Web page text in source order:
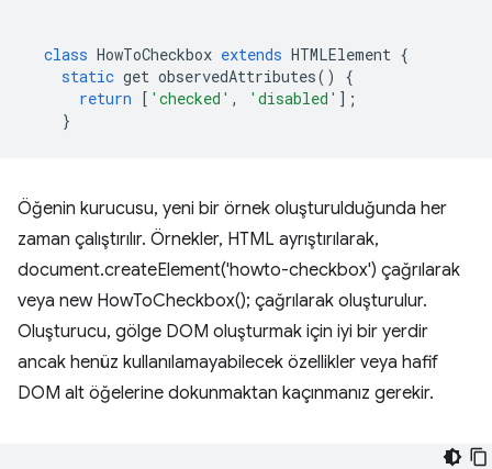
class HowToCheckbox extends HTMLElement {
static get observedAttributes()
{
return [ 'checked' , 'disabled' ];
}
Öğenin kurucusu, yeni bir örnek oluşturulduğunda her
zaman çalıştırılır. Örnekler, HTML ayrıştırılarak,
document.createElement('howto-checkbox') çağrılarak
veya new HowToCheckbox(); çağrılarak oluşturulur.
Oluşturucu, gölge DOM oluşturmak için iyi bir yerdir
ancak henüz kullanılamayabilecek özellikler veya hafif
DOM alt öğelerine dokunmaktan kaçınmanız gerekir.